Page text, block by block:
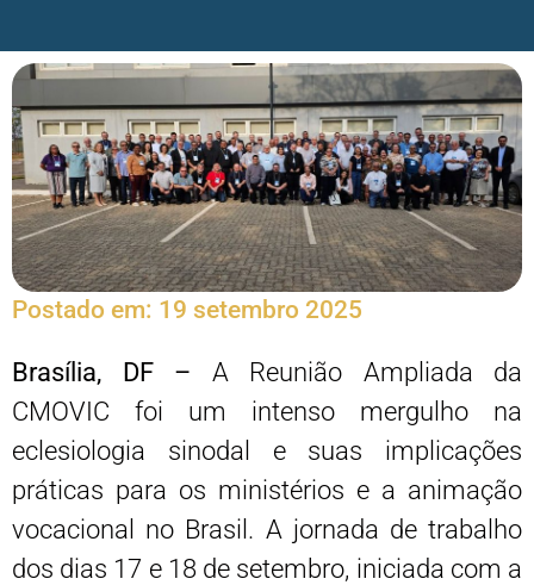
Postado em: 19 setembro 2025
Brasília, DF – A Reunião Ampliada da
CMOVIC foi um intenso mergulho na
eclesiologia sinodal e suas implicações
práticas para os ministérios e a animação
vocacional no Brasil. A jornada de trabalho
dos dias 17 e 18 de setembro, iniciada com a